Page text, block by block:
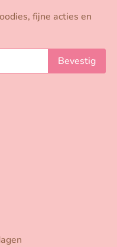
fijne acties en